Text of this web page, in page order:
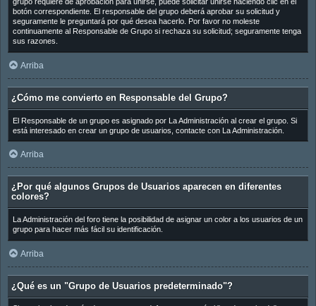
botón correspondiente. El responsable del grupo deberá aprobar su solicitud y
seguramente le preguntará por qué desea hacerlo. Por favor no moleste
continuamente al Responsable de Grupo si rechaza su solicitud; seguramente tenga
sus razones.
Arriba
¿Cómo me convierto en Responsable del Grupo?
El Responsable de un grupo es asignado por La Administración al crear el grupo. Si
está interesado en crear un grupo de usuarios, contacte con La Administración.
Arriba
¿Por qué algunos Grupos de Usuarios aparecen en diferentes
colores?
La Administración del foro tiene la posibilidad de asignar un color a los usuarios de un
grupo para hacer más fácil su identificación.
Arriba
¿Qué es un "Grupo de Usuarios predeterminado"?